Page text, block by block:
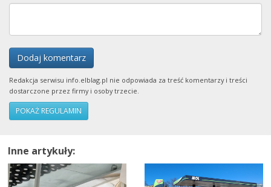
Dodaj komentarz
Redakcja serwisu info.elblag.pl nie odpowiada za treść komentarzy i treści
dostarczone przez firmy i osoby trzecie.
POKAŻ REGULAMIN
Inne artykuły: